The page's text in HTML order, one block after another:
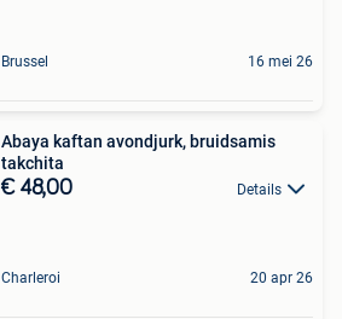
Brussel 16 mei 26
Abaya kaftan avondjurk, bruidsamis
takchita
€ 48,00 Details
Charleroi 20 apr 26